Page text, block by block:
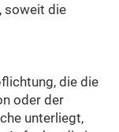
soweit die
die die
oder der
unterliegt,